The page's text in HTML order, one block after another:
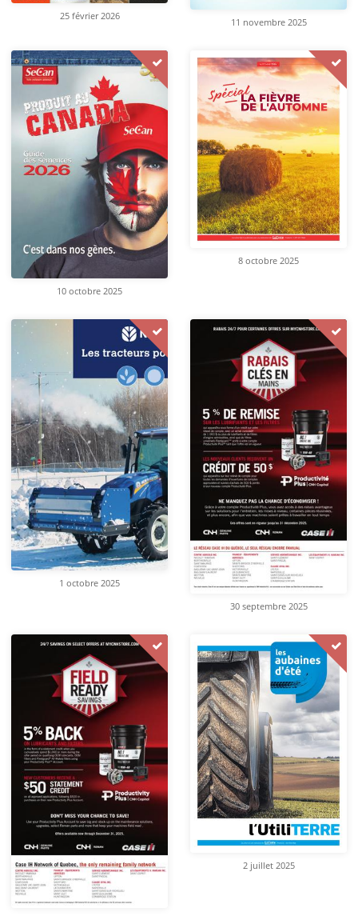
25 février 2026
11 novembre 2025
10 octobre 2025
8 octobre 2025
1 octobre 2025
30 septembre 2025
2 juillet 2025